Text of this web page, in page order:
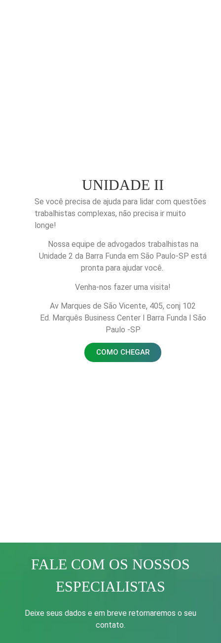
UNIDADE II
Se você precisa de ajuda para lidar com questões
trabalhistas complexas, não precisa ir muito
longe!
Nossa equipe de advogados trabalhistas na
Unidade 2 da Barra Funda em São Paulo-SP está
pronta para ajudar você.
Venha-nos fazer uma visita!
Av Marques de São Vicente, 405, conj 102
Ed. Marquês Business Center l Barra Funda l São
Paulo -SP
COMO CHEGAR
FALE COM OS NOSSOS
ESPECIALISTAS
Deixe seus dados e em breve retornaremos o seu
contato.